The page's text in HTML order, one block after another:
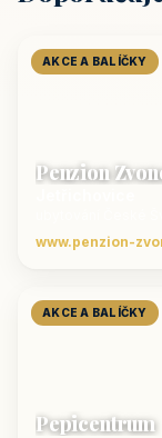
AKCE A BALÍČKY
Penzion
www.penzion-
AKCE A BALÍČKY
Pepicentrum